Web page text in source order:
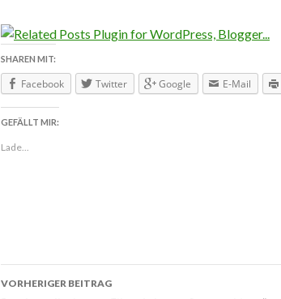
SHAREN MIT:
Facebook Twitter Google E-Mail
GEFÄLLT MIR:
Lade...
VORHERIGER BEITRAG